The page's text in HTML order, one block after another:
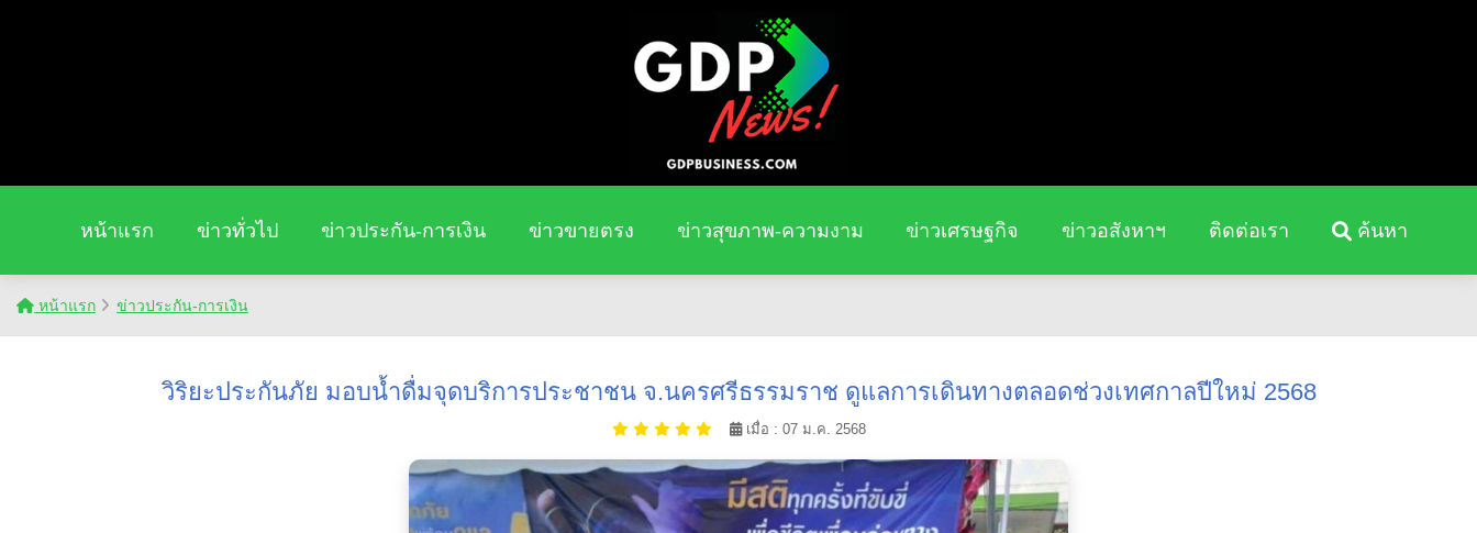
หน้าแรก ข่าวทั่วไป ข่าวประกัน-การเงิน ข่าวขายตรง ข่าวสุขภาพ-ความงาม ข่าวเศรษฐกิจ ข่าวอสังหาฯ ติดต่อเรา ค้นหา
หน้าแรก ข่าวประกัน-การเงิน
วิริยะประกันภัย มอบน้ำดื่มจุดบริการประชาชน จ.นครศรีธรรมราช ดูแลการเดินทางตลอดช่วงเทศกาลปีใหม่ 2568
เมื่อ : 07 ม.ค. 2568